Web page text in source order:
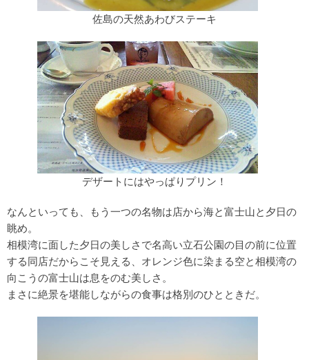
佐島の天然あわびステーキ
デザートにはやっぱりプリン！
なんといっても、もう一つの名物は店から海と富士山と夕日の
眺め。
相模湾に面した夕日の美しさで名高い立石公園の目の前に位置
する同店だからこそ見える、オレンジ色に染まる空と相模湾の
向こうの富士山は息をのむ美しさ。
まさに絶景を堪能しながらの食事は格別のひとときだ。